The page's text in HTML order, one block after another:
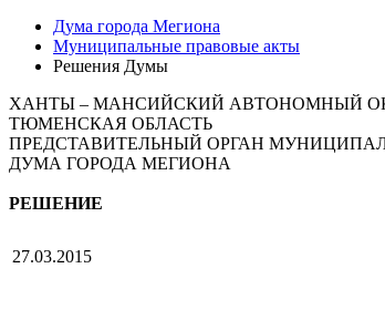
Дума города Мегиона
Муниципальные правовые акты
Решения Думы
ХАНТЫ – МАНСИЙСКИЙ АВТОНОМНЫЙ
ТЮМЕНСКАЯ ОБЛАСТЬ
ПРЕДСТАВИТЕЛЬНЫЙ ОРГАН
ДУМА ГОРОДА МЕГИОНА
РЕШЕНИЕ
27.03.2015